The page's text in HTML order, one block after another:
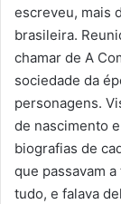
escreveu, mais
brasileira.
chamar de A
sociedade da
personagens.
de nascimento
biografias de
que passavam
tudo, e falava